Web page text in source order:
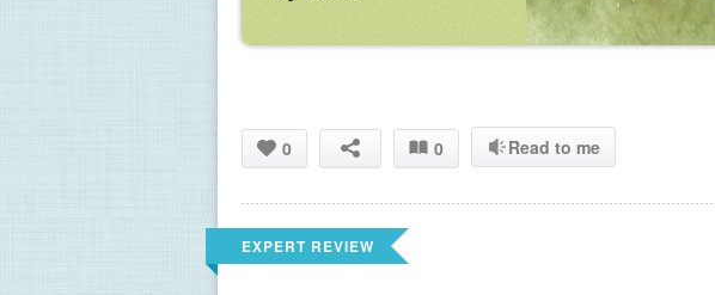
0 0 Read to me
EXPERT REVIEW